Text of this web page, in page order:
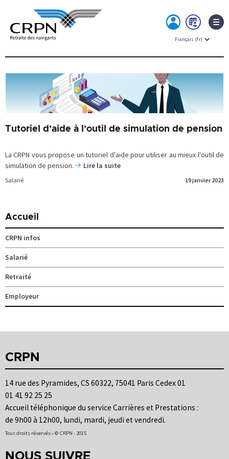
Skip
content
MON
ESPACERDV
Tutoriel d’aide à l’outil de simulation de pension
La CRPN vous propose un tutoriel d'aide pour utiliser au mieux l'outil de
simulation de pension.
Lire la suite
Salarié 19 janvier 2023
Accueil
CRPN infos
Salarié
Retraité
Employeur
CRPN
14 rue des Pyramides, CS 60322, 75041 Paris Cedex 01
01 41 92 25 25
Accueil téléphonique du service Carrières et Prestations :
de 9h00 à 12h00, lundi, mardi, jeudi et vendredi.
Tous droits réservés • © CRPN - 2015